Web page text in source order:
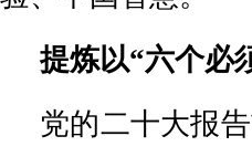
提炼以“六个必
党的二十大报